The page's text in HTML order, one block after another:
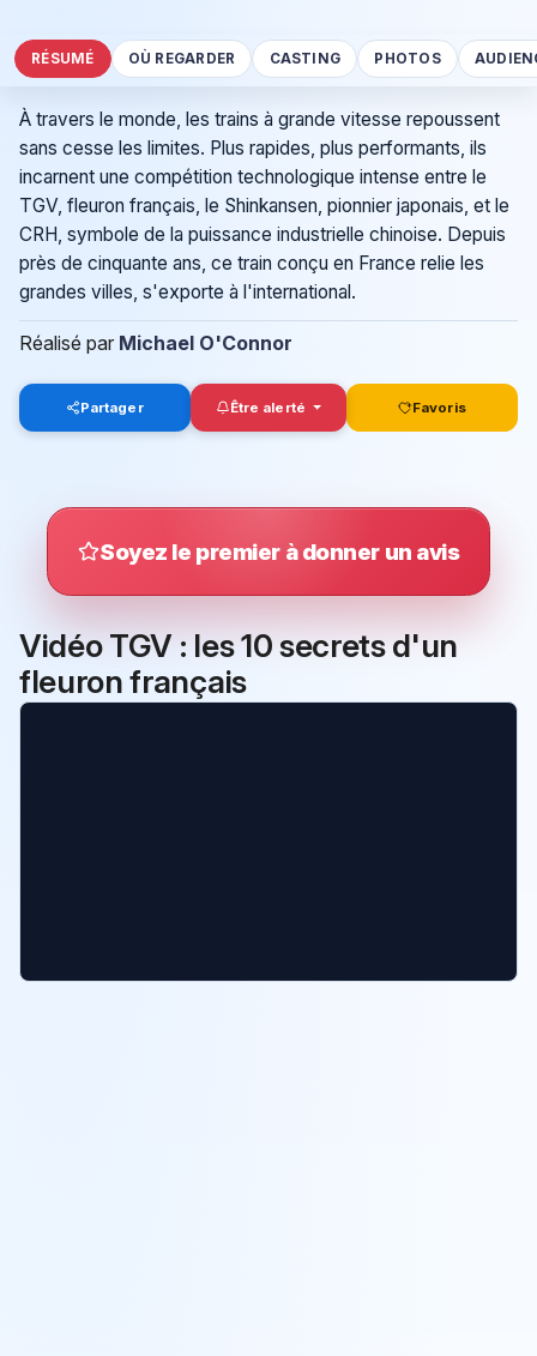
RÉSUMÉ OÙ REGARDER CASTING PHOTOS
À travers le monde, les trains à grande vitesse repoussent
sans cesse les limites. Plus rapides, plus performants, ils
incarnent une compétition technologique intense entre le
TGV, fleuron français, le Shinkansen, pionnier japonais, et le
CRH, symbole de la puissance industrielle chinoise. Depuis
près de cinquante ans, ce train conçu en France relie les
grandes villes, s'exporte à l'international.
Réalisé par Michael O'Connor
Partager Être alerté Favoris
Soyez le premier à donner un avis
Vidéo TGV : les 10 secrets d'un
fleuron français